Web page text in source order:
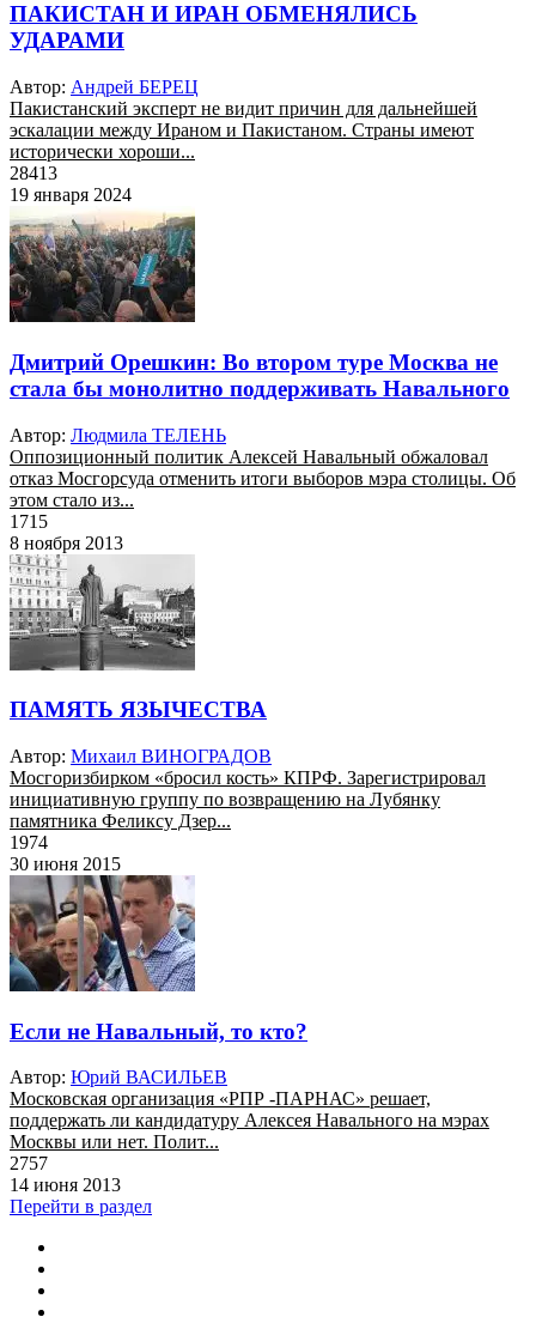
ПАКИСТАН И ИРАН ОБМЕНЯЛИСЬ
УДАРАМИ
Автор: Андрей БЕРЕЦ
Пакистанский эксперт не видит причин для дальнейшей
эскалации между Ираном и Пакистаном. Страны имеют
исторически хороши...
28413
19 января 2024
Дмитрий Орешкин: Во втором туре Москва не
стала бы монолитно поддерживать Навального
Автор: Людмила ТЕЛЕНЬ
Оппозиционный политик Алексей Навальный обжаловал
отказ Мосгорсуда отменить итоги выборов мэра столицы. Об
этом стало из...
1715
8 ноября 2013
ПАМЯТЬ ЯЗЫЧЕСТВА
Автор: Михаил ВИНОГРАДОВ
Мосгоризбирком «бросил кость» КПРФ. Зарегистрировал
инициативную группу по возвращению на Лубянку
памятника Феликсу Дзер...
1974
30 июня 2015
Если не Навальный, то кто?
Автор: Юрий ВАСИЛЬЕВ
Московская организация «РПР -ПАРНАС» решает,
поддержать ли кандидатуру Алексея Навального на мэрах
Москвы или нет. Полит...
2757
14 июня 2013
Перейти в раздел